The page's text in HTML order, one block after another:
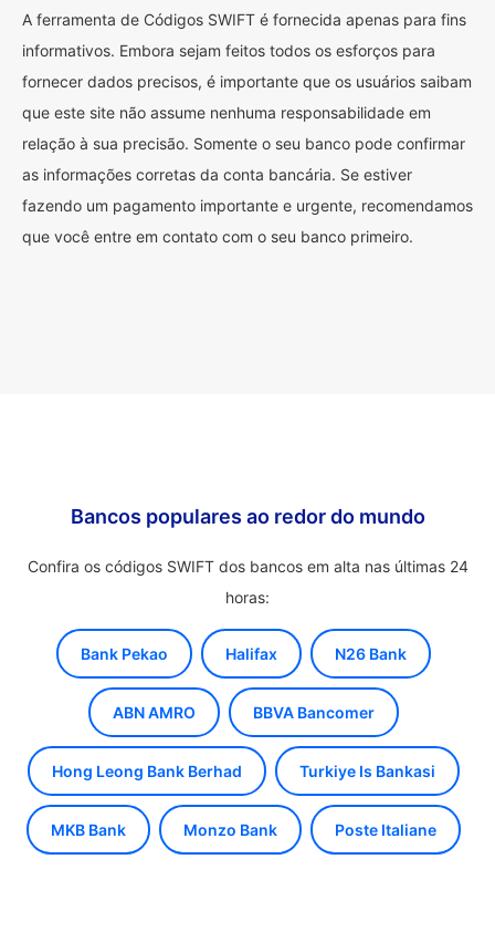
A ferramenta de Códigos SWIFT é fornecida apenas para fins
informativos. Embora sejam feitos todos os esforços para
fornecer dados precisos, é importante que os usuários saibam
que este site não assume nenhuma responsabilidade em
relação à sua precisão. Somente o seu banco pode confirmar
as informações corretas da conta bancária. Se estiver
fazendo um pagamento importante e urgente, recomendamos
que você entre em contato com o seu banco primeiro.
Bancos populares ao redor do mundo
Confira os códigos SWIFT dos bancos em alta nas últimas 24
horas:
Bank Pekao Halifax N26 Bank
ABN AMRO BBVA Bancomer
Hong Leong Bank Berhad Turkiye Is Bankasi
MKB Bank Monzo Bank Poste Italiane